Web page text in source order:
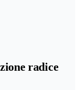
radice